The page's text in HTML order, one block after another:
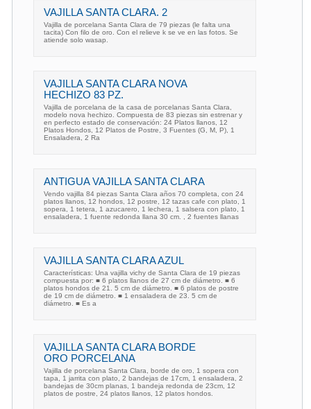
VAJILLA SANTA CLARA. 2
Vajilla de porcelana Santa Clara de 79 piezas (le falta una
tacita) Con filo de oro. Con el relieve k se ve en las fotos. Se
atiende solo wasap.
VAJILLA SANTA CLARA NOVA
HECHIZO 83 PZ.
Vajilla de porcelana de la casa de porcelanas Santa Clara,
modelo nova hechizo. Compuesta de 83 piezas sin estrenar y
en perfecto estado de conservación: 24 Platos llanos, 12
Platos Hondos, 12 Platos de Postre, 3 Fuentes (G, M, P), 1
Ensaladera, 2 Ra
ANTIGUA VAJILLA SANTA CLARA
Vendo vajilla 84 piezas Santa Clara años 70 completa, con 24
platos llanos, 12 hondos, 12 postre, 12 tazas cafe con plato, 1
sopera, 1 tetera, 1 azucarero, 1 lechera, 1 salsera con plato, 1
ensaladera, 1 fuente redonda llana 30 cm. , 2 fuentes llanas
VAJILLA SANTA CLARA AZUL
Características: Una vajilla vichy de Santa Clara de 19 piezas
compuesta por: ■ 6 platos llanos de 27 cm de diámetro. ■ 6
platos hondos de 21. 5 cm de diámetro. ■ 6 platos de postre
de 19 cm de diámetro. ■ 1 ensaladera de 23. 5 cm de
diámetro. ■ Es a
VAJILLA SANTA CLARA BORDE
ORO PORCELANA
Vajilla de porcelana Santa Clara, borde de oro, 1 sopera con
tapa, 1 jarrita con plato, 2 bandejas de 17cm, 1 ensaladera, 2
bandejas de 30cm planas, 1 bandeja redonda de 23cm, 12
platos de postre, 24 platos llanos, 12 platos hondos.